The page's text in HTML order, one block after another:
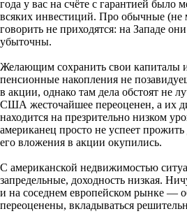
года у вас на счёте с гарантией было
всяких инвестиций. Про обычные (не
говорить не приходятся: на Западе
убыточны.
Желающим сохранить свои капиталы
пенсионные накопления не
в акции, однако там дела обстоят не
США жесточайшее переоценен, а их
находится на презрительно низком
американец просто не успеет
его вложения в акции окупились.
С американской недвижимостью
запредельные, доходность низкая.
и на соседнем европейском рынке —
переоценены, вкладываться